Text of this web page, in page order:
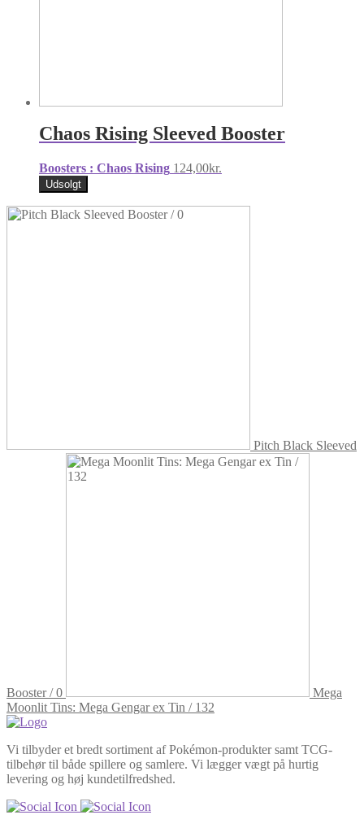
Chaos Rising Sleeved Booster
Boosters : Chaos Rising 124,00kr.
Udsolgt
Pitch Black Sleeved
Booster / 0
Mega
Moonlit Tins: Mega Gengar ex Tin / 132
Vi tilbyder et bredt sortiment af Pokémon-produkter samt TCG-
tilbehør til både spillere og samlere. Vi lægger vægt på hurtig
levering og høj kundetilfredshed.